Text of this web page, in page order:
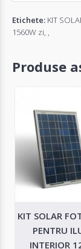
Etichete: KIT
1560W zi
Produse
KIT SOLAR
PENTRU
INTERIOR